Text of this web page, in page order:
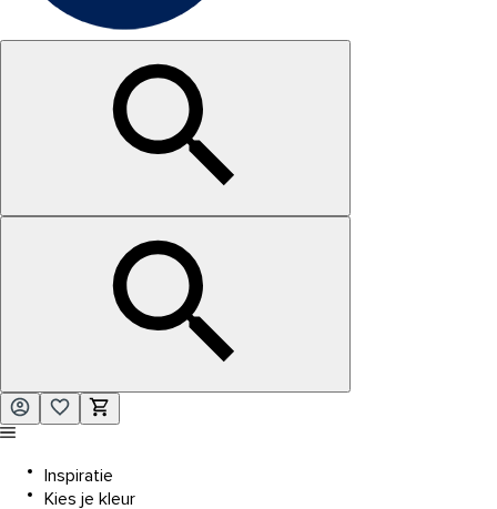
Inspiratie
Kies je kleur